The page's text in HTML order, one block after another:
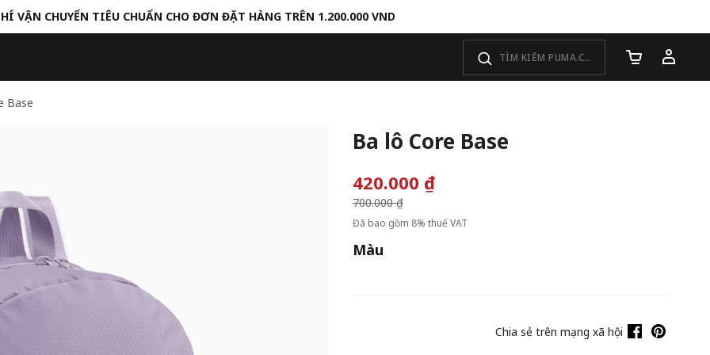
VẬN CHUYỂN TIÊU CHUẨN CHO ĐƠN ĐẶT HÀNG TRÊN 1.200.000 VND
Số lượng giỏ
Base
Ba lô Core Base
420.000 ₫Giá giảm từ
700.000 ₫
đến
Đã bao gồm 8% thuế VAT
Màu
Chia sẻ trên mạng xã hội